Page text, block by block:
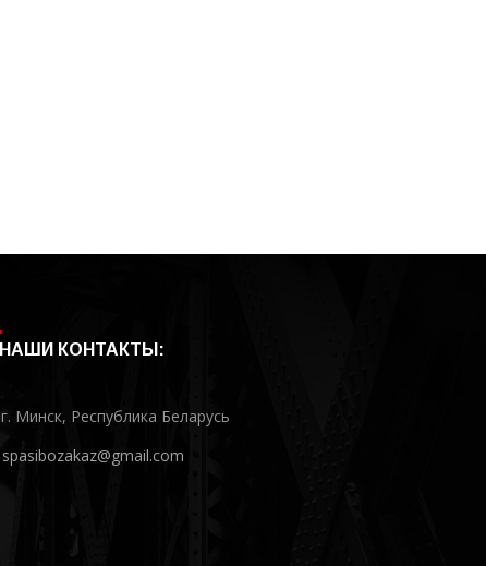
НАШИ КОНТАКТЫ:
г. Минск, Республика Беларусь
spasibozakaz@gmail.com